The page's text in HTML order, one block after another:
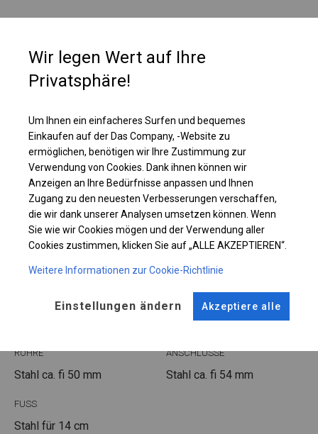
Die einzelne Wand ist mit einem großen, vollständig transparenten Fenster
ausgestattet. Ein solches Fenster erhellt den Innenraum des Zeltes sehr
Produkte oder Waren von außen gut sichtbar sind.
Einzelheiten ansehen
Plane ändern
KONSTRUKTION
WINTER
ROHRE
Stahl ca. fi 50 mm
ANSCHLÜSSE
Stahl ca. fi 54 mm
FUSS
Stahl für 14 cm
Wir legen Wert auf Ihre
Privatsphäre!
Um Ihnen ein einfacheres Surfen und bequemes
Einkaufen auf der Das Company, -Website zu
ermöglichen, benötigen wir Ihre Zustimmung zur
Verwendung von Cookies. Dank ihnen können wir
Anzeigen an Ihre Bedürfnisse anpassen und Ihnen
Zugang zu den neuesten Verbesserungen verschaffen,
die wir dank unserer Analysen umsetzen können. Wenn
Sie wie wir Cookies mögen und der Verwendung aller
Cookies zustimmen, klicken Sie auf „ALLE AKZEPTIEREN“.
Weitere Informationen zur Cookie-Richtlinie
Einstellungen ändern Akzeptiere alle